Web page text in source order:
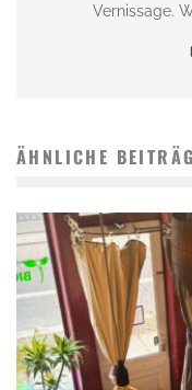
Vernissage.
ÄHNLICHE